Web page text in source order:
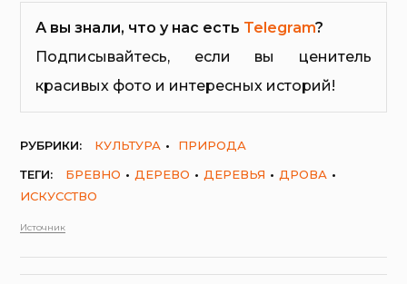
А вы знали, что у нас есть Telegram?
Подписывайтесь, если вы ценитель
красивых фото и интересных историй!
РУБРИКИ: КУЛЬТУРА
ПРИРОДА
ТЕГИ:
БРЕВНО ДЕРЕВО ДЕРЕВЬЯ
ДРОВА
ИСКУССТВО
Источник